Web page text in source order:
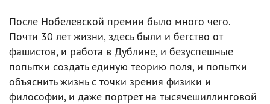
После Нобелевской премии было много чего.
Почти 30 лет жизни, здесь были и бегство от
фашистов, и работа в Дублине, и безуспешные
попытки создать единую теорию поля, и попытки
объяснить жизнь с точки зрения физики и
философии, и даже портрет на тысячешиллинговой